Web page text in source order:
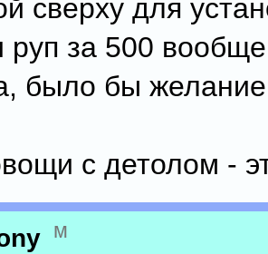
сверху для
руп за 500
было бы
с детолом -
м